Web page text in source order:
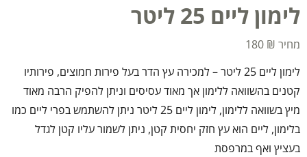
לימון ליים 25 ליטר
180 ₪
לימון ליים 25 ליטר – למכירה עץ הדר בעל פירות חמוצים, פירותיו
קטנים בהשוואה ללימון אך מאוד עסיסים וניתן להפיק הרבה מאוד
מיץ בשוואה ללימון, לימון ליים 25 ליטר ניתן להשתמש בפרי ליים כמו
בלימון, ליים הוא עץ חזק יחסית קטן, ניתן לשמור עליו קטן לגדל
בעציץ ואף במרפסת